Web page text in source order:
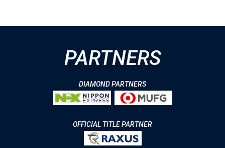
PARTNERS
DIAMOND PARTNERS
OFFICIAL TITLE PARTNER